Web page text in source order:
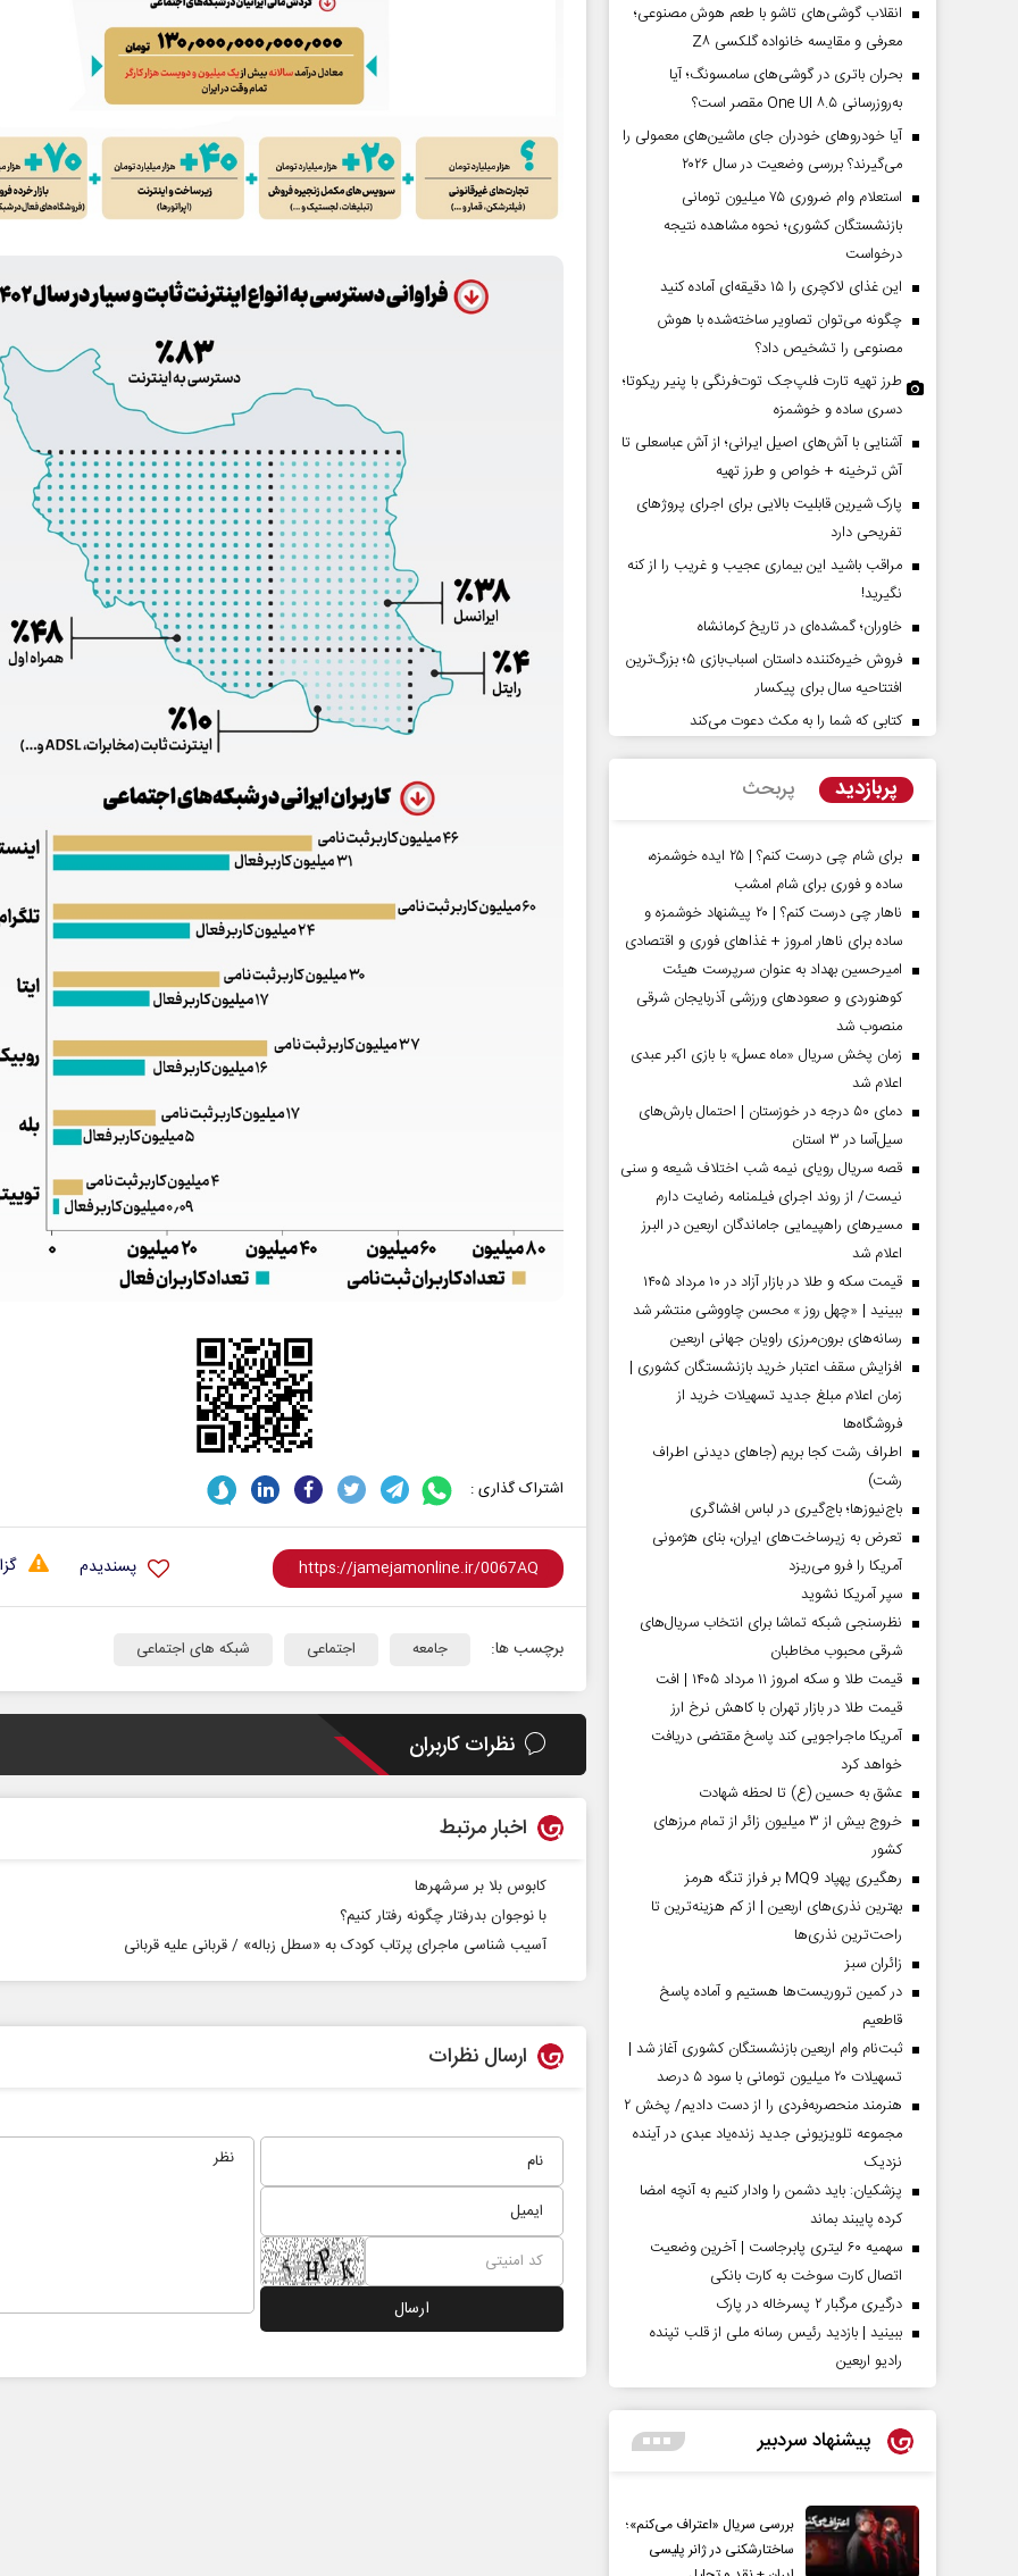
اشتراک گذاری :
پسندیدم
برچسب ها: جامعه اجتماعی شبکه های اجتماعی
نظرات کاربران
اخبار مرتبط
کابوس بلا بر سرشهرها
با نوجوان‎ بدرفتار چگونه رفتار کنیم؟
آسیب شناسی ماجرای پرتاب کودک به «سطل زباله» / قربانی علیه قربانی
ارسال نظرات
انقلاب گوشی‌های تاشو‌ با طعم هوش مصنوعی؛
معرفی و مقایسه خانواده گلکسی Z۸
بحران باتری در گوشی‌های سامسونگ؛ آیا
به‌روزرسانی One UI ۸.۵ مقصر است؟
آیا خودروهای خودران جای ماشین‌های معمولی را
می‌گیرند؟ بررسی وضعیت در سال ۲۰۲۶
استعلام وام ضروری ۷۵ میلیون تومانی
بازنشستگان کشوری؛ نحوه مشاهده نتیجه
درخواست
این غذای لاکچری را ۱۵ دقیقه‌ای آماده کنید
چگونه می‌توان تصاویر ساخته‌شده با هوش
مصنوعی را تشخیص داد؟
طرز تهیه تارت فلپ‌جک توت‌فرنگی با پنیر ریکوتا؛
دسری ساده و خوشمزه
آشنایی با آش‌های اصیل ایرانی؛ از آش عباسعلی تا
آش ترخینه + خواص و طرز تهیه
پارک شیرین قابلیت‌ بالایی برای اجرای پروژهای
تفریحی دارد
مراقب باشید این بیماری عجیب و غریب را از کنه
نگیرید!
خاوران؛ گمشده‌ای در تاریخ کرمانشاه
فروش خیره‌کننده داستان اسباب‌بازی ۵؛ بزرگ‌ترین
افتتاحیه سال برای پیکسار
کتابی که شما را به مکث دعوت می‌کند
پربازدید پربحث
برای شام چی درست کنم؟ | ۲۵ ایده خوشمزه،
ساده و فوری برای شام امشب
ناهار چی درست کنم؟ | ۲۰ پیشنهاد خوشمزه و
ساده برای ناهار امروز + غذاهای فوری و اقتصادی
امیرحسین بهداد به عنوان سرپرست هیئت
کوهنوردی و صعودهای ورزشی آذربایجان شرقی
منصوب شد
زمان پخش سریال «ماه عسل» با بازی اکبر عبدی
اعلام شد
دمای ۵۰ درجه در خوزستان | احتمال بارش‌های
سیل‌آسا در ۳ استان
قصه سریال رویای نیمه شب اختلاف شیعه و سنی
نیست/ از روند اجرای فیلمنامه رضایت دارم
مسیر‌های راهپیمایی جاماندگان اربعین در البرز
اعلام شد
قیمت سکه و طلا در بازار آزاد در ۱۰ مرداد ۱۴۰۵
ببینید | «چهل روز » محسن چاووشی منتشر شد
رسانه‌های برون‌مرزی راویان جهانی اربعین
افزایش سقف اعتبار خرید بازنشستگان کشوری |
زمان اعلام مبلغ جدید تسهیلات خرید از
فروشگاه‌ها
اطراف رشت کجا بریم (جاهای دیدنی اطراف
رشت)
باج‌نیوزها؛ باج‌گیری در لباس افشاگری
تعرض به زیرساخت‌های ایران، بنای هژمونی
آمریکا را فرو می‌ریزد
سپر آمریکا نشوید
نظرسنجی شبکه تماشا برای انتخاب سریال‌های
شرقی محبوب مخاطبان
قیمت طلا و سکه امروز ۱۱ مرداد ۱۴۰۵ | افت
قیمت طلا در بازار تهران با کاهش نرخ ارز
آمریکا ماجراجویی کند پاسخ مقتضی دریافت
خواهد کرد
عشق به حسین (ع) تا لحظه شهادت
خروج بیش از ۳ میلیون زائر از تمام مرز‌های
کشور
رهگیری پهپاد MQ9 بر فراز تنگه هرمز
بهترین نذری‌های اربعین | از کم هزینه‌ترین تا
راحت‌ترین نذری‌ها
‌زائران سبز
در کمین تروریست‌ها هستیم و آماده پاسخ
قاطعیم
ثبت‌نام وام اربعین بازنشستگان کشوری آغاز شد |
تسهیلات ۲۰ میلیون تومانی با سود ۵ درصد
هنرمند منحصر‌به‌فردی را از دست دادیم/ پخش ۲
مجموعه تلویزیونی جدید زنده‌یاد عبدی در آینده
نزدیک
پزشکیان: باید دشمن را وادار کنیم به آنچه امضا
کرده پایبند بماند
سهمیه ۶۰ لیتری پابرجاست | آخرین وضعیت
اتصال کارت سوخت به کارت بانکی
درگیری مرگبار ۲ پسرخاله در پارک
ببینید | بازدید رئیس رسانه ملی از قلب تپنده
رادیو اربعین
پیشنهاد سردبیر
بررسی سریال «اعتراف می‌کنم»؛
ساختارشکنی در ژانر پلیسی
- روزنامه‌نگار
ادعا‌های خلاف واقع آمریکا
عباس سلیمی‌نمین - تحلیلگر مسائل سیاسی
اربعین نماد
رحمت‌الله نوروزی - عضو
مجلس
صفحات نخست روزنامه ها‌ی‌سه‌شنبه ۶ مردادماه